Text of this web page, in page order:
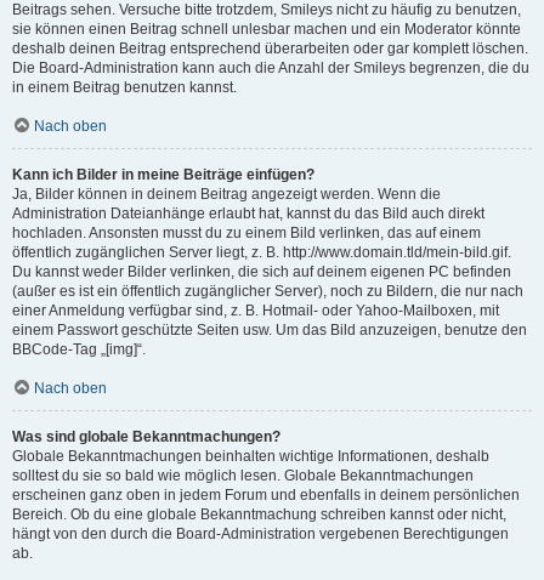
Beitrags sehen. Versuche bitte trotzdem, Smileys nicht zu häufig zu benutzen,
sie können einen Beitrag schnell unlesbar machen und ein Moderator könnte
deshalb deinen Beitrag entsprechend überarbeiten oder gar komplett löschen.
Die Board-Administration kann auch die Anzahl der Smileys begrenzen, die du
in einem Beitrag benutzen kannst.
Nach oben
Kann ich Bilder in meine Beiträge einfügen?
Ja, Bilder können in deinem Beitrag angezeigt werden. Wenn die
Administration Dateianhänge erlaubt hat, kannst du das Bild auch direkt
hochladen. Ansonsten musst du zu einem Bild verlinken, das auf einem
öffentlich zugänglichen Server liegt, z. B. http://www.domain.tld/mein-bild.gif.
Du kannst weder Bilder verlinken, die sich auf deinem eigenen PC befinden
(außer es ist ein öffentlich zugänglicher Server), noch zu Bildern, die nur nach
einer Anmeldung verfügbar sind, z. B. Hotmail- oder Yahoo-Mailboxen, mit
einem Passwort geschützte Seiten usw. Um das Bild anzuzeigen, benutze den
BBCode-Tag „[img]“.
Nach oben
Was sind globale Bekanntmachungen?
Globale Bekanntmachungen beinhalten wichtige Informationen, deshalb
solltest du sie so bald wie möglich lesen. Globale Bekanntmachungen
erscheinen ganz oben in jedem Forum und ebenfalls in deinem persönlichen
Bereich. Ob du eine globale Bekanntmachung schreiben kannst oder nicht,
hängt von den durch die Board-Administration vergebenen Berechtigungen
ab.